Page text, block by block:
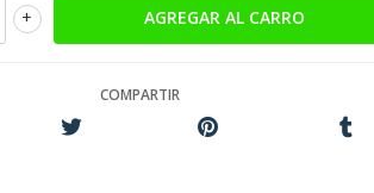
+
COMPARTIR